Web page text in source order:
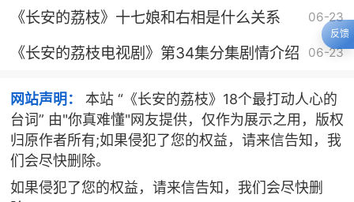
《长安的荔枝》十七娘和右相是什么关系 06-23
《长安的荔枝电视剧》第34集分集剧情介绍 06-23
网站声明：
本站 “《长安的荔枝》18个最打动人心的
台词” 由"你真难懂"网友提供，仅作为展示之用，版权
归原作者所有;如果侵犯了您的权益，请来信告知，我
们会尽快删除。
如果侵犯了您的权益，请来信告知，我们会尽快删
反馈